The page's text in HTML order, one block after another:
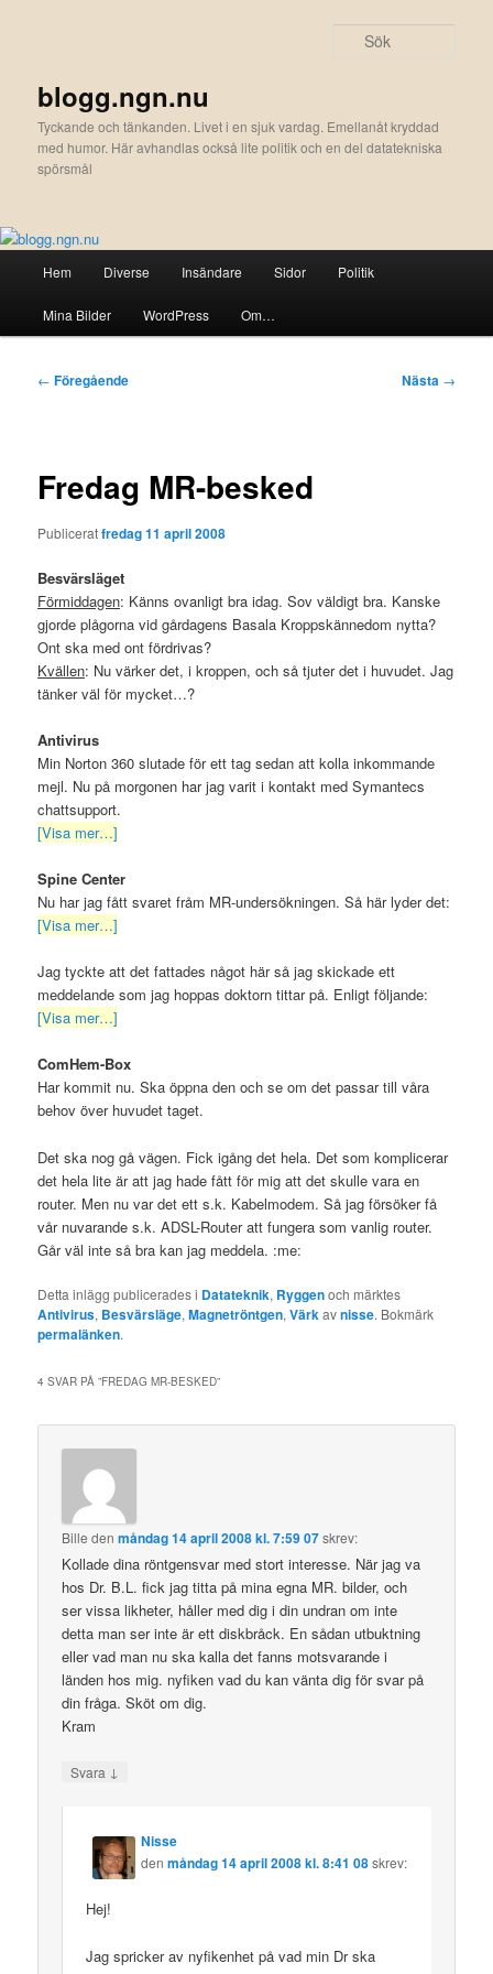
blogg.ngn.nu
Tyckande och tänkanden. Livet i en sjuk vardag. Emellanåt kryddad
med humor. Här avhandlas också lite politik och en del datatekniska
spörsmål
Hem Diverse Insändare Sidor Politik
Mina Bilder WordPress Om…
Inläggsnavigering
← Föregående Nästa →
Fredag MR-besked
Publiceratfredag 11 april 2008
Besvärsläget
Förmiddagen: Känns ovanligt bra idag. Sov väldigt bra. Kanske
gjorde plågorna vid gårdagens Basala Kroppskännedom nytta?
Ont ska med ont fördrivas?
Kvällen: Nu värker det, i kroppen, och så tjuter det i huvudet. Jag
tänker väl för mycket…?
Antivirus
Min Norton 360 slutade för ett tag sedan att kolla inkommande
mejl. Nu på morgonen har jag varit i kontakt med Symantecs
chattsupport.
[Visa mer…]
Spine Center
Nu har jag fått svaret fråm MR-undersökningen. Så här lyder det:
[Visa mer…]
Jag tyckte att det fattades något här så jag skickade ett
meddelande som jag hoppas doktorn tittar på. Enligt följande:
[Visa mer…]
ComHem-Box
Har kommit nu. Ska öppna den och se om det passar till våra
behov över huvudet taget.
Det ska nog gå vägen. Fick igång det hela. Det som komplicerar
det hela lite är att jag hade fått för mig att det skulle vara en
router. Men nu var det ett s.k. Kabelmodem. Så jag försöker få
vår nuvarande s.k. ADSL-Router att fungera som vanlig router.
Går väl inte så bra kan jag meddela. :me:
Detta inlägg publicerades i Datateknik, Ryggenoch märktes
Antivirus, Besvärsläge,Magnetröntgen,Värkavnisse. Bokmärk
permalänken.
4 SVAR PÅ ”FREDAG MR-BESKED”
Bille denmåndag 14 april 2008 kl. 7:59 07skrev:
Kollade dina röntgensvar med stort interesse. När jag va
hos Dr. B.L. fick jag titta på mina egna MR. bilder, och
ser vissa likheter, håller med dig i din undran om inte
detta man ser inte är ett diskbråck. En sådan utbuktning
eller vad man nu ska kalla det fanns motsvarande i
länden hos mig. nyfiken vad du kan vänta dig för svar på
din fråga. Sköt om dig.
Kram
Svara ↓
Nisse
denmåndag 14 april 2008 kl. 8:41 08skrev:
Hej!
Jag spricker av nyfikenhet på vad min Dr ska